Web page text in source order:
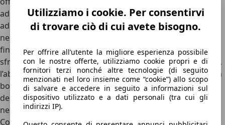
Utilizziamo i cookie. Per consentirvi
di trovare ciò di cui avete bisogno.
Per offrire all’utente la migliore esperienza possibile
con le nostre offerte, utilizziamo cookie propri e di
fornitori terzi nonché altre tecnologie (di seguito
menzionati nel loro insieme come “cookie”) allo scopo
di salvare e accedere in seguito a informazioni sul
dispositivo utilizzato e a dati personali (tra cui gli
indirizzi IP).
adeguato per quattro adulti, ma il divano posteriore è più
adatto a due persone, e la testa potrebbe sfiorare il tetto
nei passeggeri più alti. Il
fino a 1.090 litri, è nella media della categoria, ben
sfruttabile e con doppio fondo disponibile. Nel complesso,
l’abitacolo della A1 riesce a far dimenticare che ci si trova a
bordo di una compatta, offrendo un’atmosfera premium
degna delle sorelle maggiori come A3, simile
nell’impostazione ma ovviamente più spaziosa.
Come si guida la A1: solo turbo benzina, cambiano e tanto